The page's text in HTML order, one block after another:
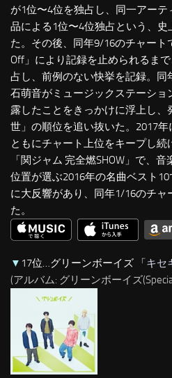
が1位〜4位を独占し、同一アー
品による1位〜4位独占という、史
た。その後、同年9/16のチャート
Off」により記録を止められるま
占し、前例のない快挙を記録。同
石萌音がミュージックステーショ
露したことをきっかけに浮上し
世」の順位を追い抜いた。2017
ともにチャート上位をキープし
「関ジャム 完全燃SHOW」で、
位置が選ぶ2016年の名曲ベスト
に大反響があり、同年1/16のチャ
た。
▼ 17位…グリーンボーイズ 「キセ
(アルバム: グリーンボーイズ